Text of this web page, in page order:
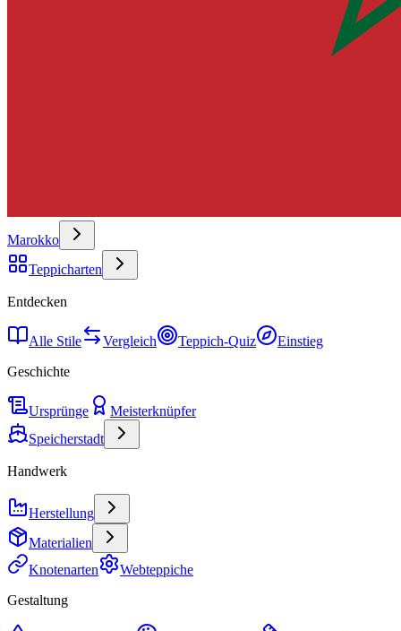
Marokko
Teppicharten
Entdecken
Alle Stile Vergleich Teppich-Quiz
Einstieg
Geschichte
Ursprünge
Meisterknüpfer
Speicherstadt
Handwerk
Herstellung
Materialien
Knotenarten
Webteppiche
Gestaltung